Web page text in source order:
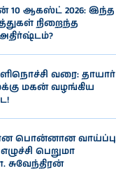
ஆகஸ்ட் 2026: இந்த
நிறைந்த
வரை: தாயார்
மகன் வழங்கிய
பொன்னான வாய்ப்பு
பெறுமா